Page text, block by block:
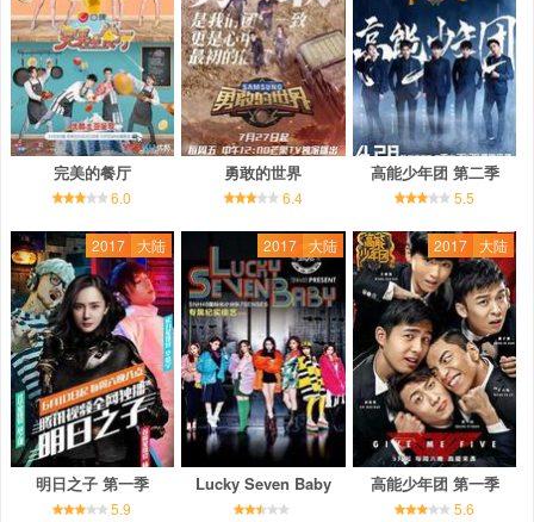
完美的餐厅
6.0
勇敢的世界
6.4
高能少年团 第二季
5.5
2017 大陆
明日之子 第一季
5.9
2017 大陆
Lucky Seven Baby
2017 大陆
高能少年团 第一季
5.6